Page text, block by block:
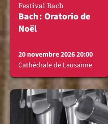
Festival Bach
Bach : Oratorio de
Noël
20 novembre 2026 20:00
Cathédrale de Lausanne